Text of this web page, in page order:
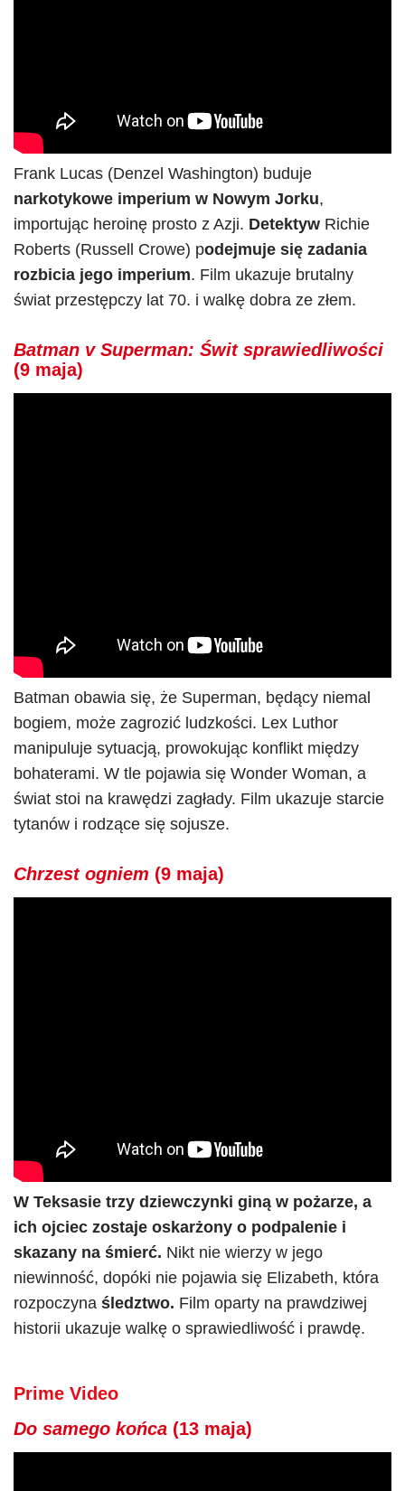
Frank Lucas (Denzel Washington) buduje
narkotykowe imperium w Nowym Jorku,
importując heroinę prosto z Azji. Detektyw Richie
Roberts (Russell Crowe) podejmuje się zadania
rozbicia jego imperium. Film ukazuje brutalny
świat przestępczy lat 70. i walkę dobra ze złem.
Batman v Superman: Świt sprawiedliwości
(9 maja)
Batman obawia się, że Superman, będący niemal
bogiem, może zagrozić ludzkości. Lex Luthor
manipuluje sytuacją, prowokując konflikt między
bohaterami. W tle pojawia się Wonder Woman, a
świat stoi na krawędzi zagłady. Film ukazuje starcie
tytanów i rodzące się sojusze.
Chrzest ogniem (9 maja)
W Teksasie trzy dziewczynki giną w pożarze, a
ich ojciec zostaje oskarżony o podpalenie i
skazany na śmierć. Nikt nie wierzy w jego
niewinność, dopóki nie pojawia się Elizabeth, która
rozpoczyna śledztwo. Film oparty na prawdziwej
historii ukazuje walkę o sprawiedliwość i prawdę.
Prime Video
Do samego końca (13 maja)